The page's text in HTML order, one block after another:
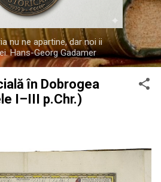
nu ne apartine, dar noi ii
Hans-Georg Gadamer
în Dobrogea
I–III p.Chr.)